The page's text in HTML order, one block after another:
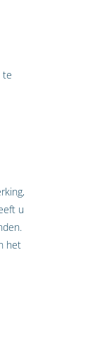
te
u
het